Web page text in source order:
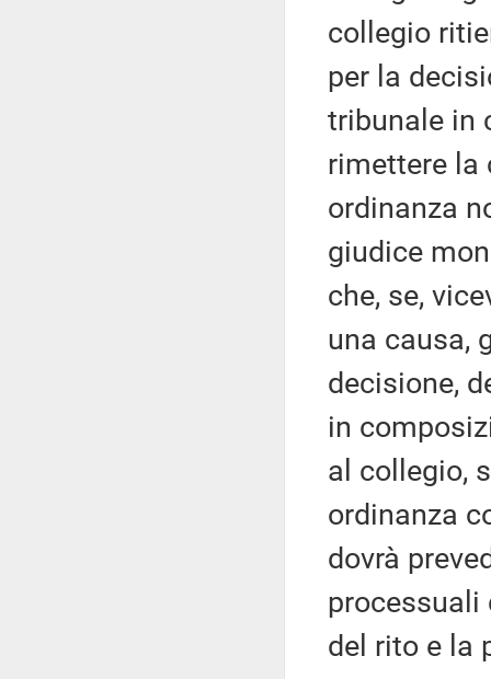
collegio
per la
tribunale in
rimettere la
ordinanza
giudice
che, se,
una causa,
decisione,
in
al collegio,
ordinanza
dovrà
processuali
del rito e la